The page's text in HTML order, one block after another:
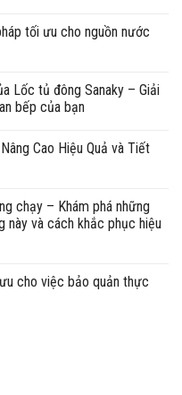
tối ưu cho nguồn nước
Lốc tủ đông Sanaky – Giải
bếp của bạn
Cao Hiệu Quả và Tiết
chạy – Khám phá những
này và cách khắc phục hiệu
cho việc bảo quản thực